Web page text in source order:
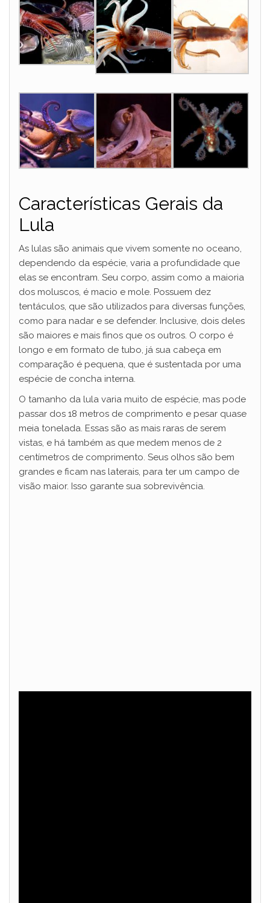
Características Gerais da
Lula
As lulas são animais que vivem somente no oceano,
dependendo da espécie, varia a profundidade que
elas se encontram. Seu corpo, assim como a maioria
dos moluscos, é macio e mole. Possuem dez
tentáculos, que são utilizados para diversas funções,
como para nadar e se defender. Inclusive, dois deles
são maiores e mais finos que os outros. O corpo é
longo e em formato de tubo, já sua cabeça em
comparação é pequena, que é sustentada por uma
espécie de concha interna.
O tamanho da lula varia muito de espécie, mas pode
passar dos 18 metros de comprimento e pesar quase
meia tonelada. Essas são as mais raras de serem
vistas, e há também as que medem menos de 2
centímetros de comprimento. Seus olhos são bem
grandes e ficam nas laterais, para ter um campo de
visão maior. Isso garante sua sobrevivência.